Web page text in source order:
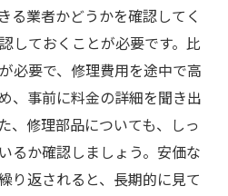
る業者かどうかを確認してく
しておくことが必要です。比
必要で、修理費用を途中で高
、事前に料金の詳細を聞き出
、修理部品についても、しっ
るか確認しましょう。安価な
り返されると、長期的に見て